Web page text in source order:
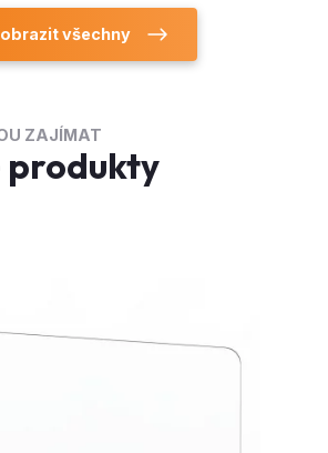
všechny
ZAJÍMAT
produkty